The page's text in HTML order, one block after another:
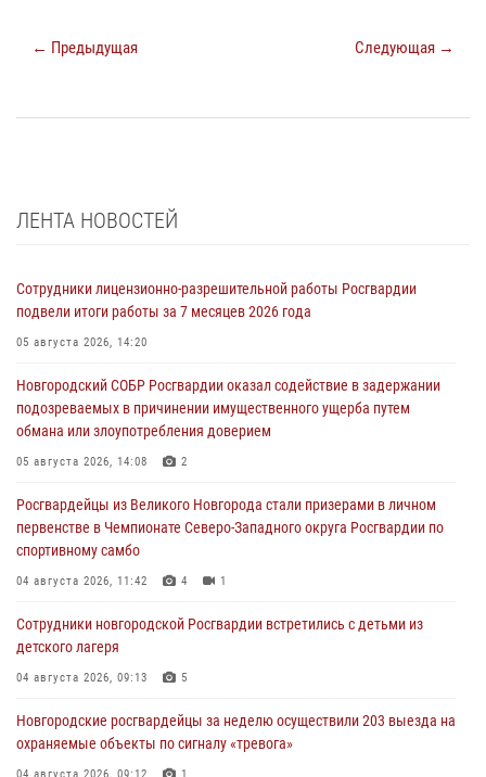
← Предыдущая Следующая →
ЛЕНТА НОВОСТЕЙ
Сотрудники лицензионно-разрешительной работы Росгвардии
подвели итоги работы за 7 месяцев 2026 года
05 августа 2026, 14:20
Новгородский СОБР Росгвардии оказал содействие в задержании
подозреваемых в причинении имущественного ущерба путем
обмана или злоупотребления доверием
05 августа 2026, 14:08 2
Росгвардейцы из Великого Новгорода стали призерами в личном
первенстве в Чемпионате Северо-Западного округа Росгвардии по
спортивному самбо
04 августа 2026, 11:42 4 1
Сотрудники новгородской Росгвардии встретились с детьми из
детского лагеря
04 августа 2026, 09:13 5
Новгородские росгвардейцы за неделю осуществили 203 выезда на
охраняемые объекты по сигналу «тревога»
04 августа 2026, 09:12 1